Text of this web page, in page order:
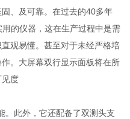
、及可靠。在过去的40多年
的仪器，这在生产过程中是需
观易懂。甚至对于未经严格培
。大屏幕双行显示面板将在所
见度
。此外，它还配备了双测头支